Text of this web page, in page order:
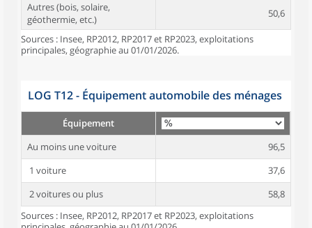
Autres (bois, solaire,
géothermie, etc.)
50,6
Sources : Insee, RP2012, RP2017 et RP2023, exploitations
principales, géographie au 01/01/2026.
LOG T12 - Équipement automobile des ménages
Équipement
Au moins une voiture
96,5
1 voiture
37,6
2 voitures ou plus
58,8
Sources : Insee, RP2012, RP2017 et RP2023, exploitations